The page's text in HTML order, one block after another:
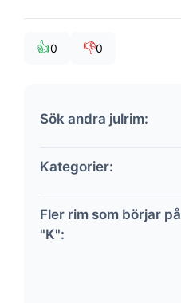
👍0 👎0
Sök andra julrim:
Kategorier:
Fler rim som börjar på
"K":